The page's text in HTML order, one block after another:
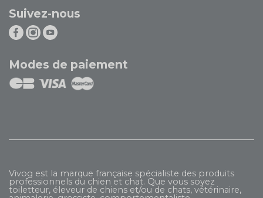
Suivez-nous
Modes de paiement
Vivog est la marque française spécialiste des produits
professionnels du chien et chat. Que vous soyez
toiletteur, éleveur de chiens et/ou de chats, vétérinaire,